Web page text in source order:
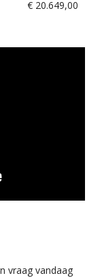
€ 20.649,00
vraag vandaag